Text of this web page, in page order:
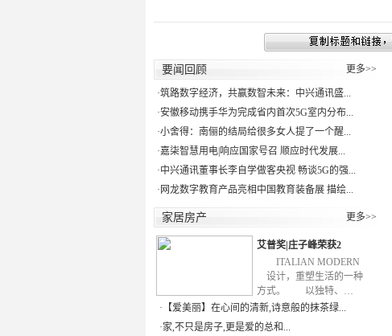
要闻回顾 更多>>
·筑路数字经济，共赢数智未来：中兴通讯盛...
·安徽移动携手华为完成省内首次5G室内分布...
·小舍得：南俪的结局给很多女人提了一个醒...
·嘉柒智慧用电|响应国家号召 顺应时代发展...
·中兴通讯董事长李自学做客央视 畅谈5G的强...
· 网龙数字教育产品亮相中国教育装备展 描绘...
家居房产 更多>>
艾普奖|庄子峰荣获2
ITALIAN MODERN
设计，重塑生活的一种
方式。 以独特、…
· 【爱美丽】在心间的清新,诗意般的抹茶绿...
·家,不只是房子,更是爱的总和...